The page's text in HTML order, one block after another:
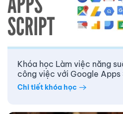
Khóa học Làm việc năng
công việc với Google Apps
Chi tiết khóa học